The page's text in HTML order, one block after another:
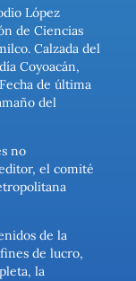
López
de Ciencias
Calzada del
Coyoacán,
de última
del
no
el comité
de la
de lucro,
la